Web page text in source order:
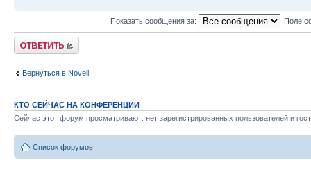
Показать сообщения за: Поле
Ответить
Вернуться в Novell
КТО СЕЙЧАС НА КОНФЕРЕНЦИИ
Сейчас этот форум просматривают: нет зарегистрированных пользователей и
Список форумов